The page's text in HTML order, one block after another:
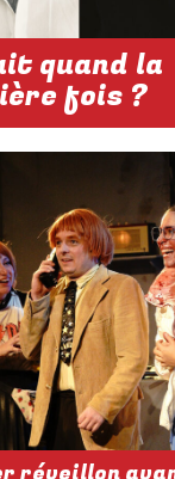
quand la
fois ?
Réserver
2026-
DU 04
NOV.
À 21H